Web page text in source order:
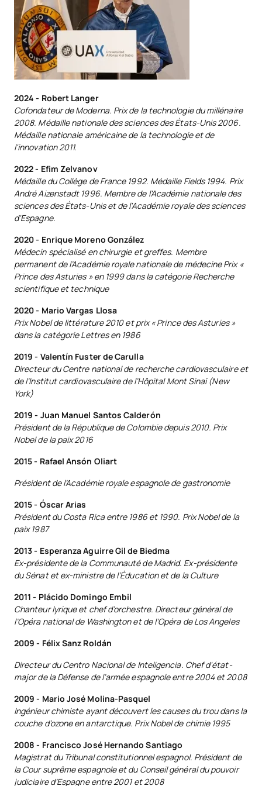
2024 - Robert Langer
Cofondateur de Moderna. Prix de la technologie du millénaire
2008. Médaille nationale des sciences des États-Unis 2006.
Médaille nationale américaine de la technologie et de
l'innovation 2011.
2022 - Efim Zelvanov
Médaille du Collège de France 1992. Médaille Fields 1994. Prix
André Aizenstadt 1996. Membre de l'Académie nationale des
sciences des États-Unis et de l'Académie royale des sciences
d'Espagne.
2020 - Enrique Moreno González
Médecin spécialisé en chirurgie et greffes. Membre
permanent de l’Académie royale nationale de médecine Prix «
Prince des Asturies » en 1999 dans la catégorie Recherche
scientifique et technique
2020 - Mario Vargas Llosa
Prix Nobel de littérature 2010 et prix « Prince des Asturies »
dans la catégorie Lettres en 1986
2019 - Valentín Fuster de Carulla
Directeur du Centre national de recherche cardiovasculaire et
de l’Institut cardiovasculaire de l’Hôpital Mont Sinaï (New
York)
2019 - Juan Manuel Santos Calderón
Président de la République de Colombie depuis 2010. Prix
Nobel de la paix 2016
2015 - Rafael Ansón Oliart
Président de l’Académie royale espagnole de gastronomie
2015 - Óscar Arias
Président du Costa Rica entre 1986 et 1990. Prix Nobel de la
paix 1987
2013 - Esperanza Aguirre Gil de Biedma
Ex-présidente de la Communauté de Madrid. Ex-présidente
du Sénat et ex-ministre de l’Éducation et de la Culture
2011 - Plácido Domingo Embil
Chanteur lyrique et chef d’orchestre. Directeur général de
l’Opéra national de Washington et de l’Opéra de Los Angeles
2009 - Félix Sanz Roldán
Directeur du Centro Nacional de Inteligencia. Chef d'état-
major de la Défense de l’armée espagnole entre 2004 et 2008
2009 - Mario José Molina-Pasquel
Ingénieur chimiste ayant découvert les causes du trou dans la
couche d’ozone en antarctique. Prix Nobel de chimie 1995
2008 - Francisco José Hernando Santiago
Magistrat du Tribunal constitutionnel espagnol. Président de
la Cour suprême espagnole et du Conseil général du pouvoir
judiciaire d’Espagne entre 2001 et 2008